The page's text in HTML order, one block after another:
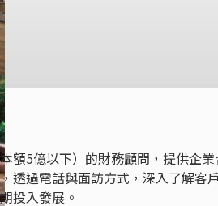
額5億以下）的財務顧問，提供企
透過電話與面訪方式，深入了解客
投入發展。